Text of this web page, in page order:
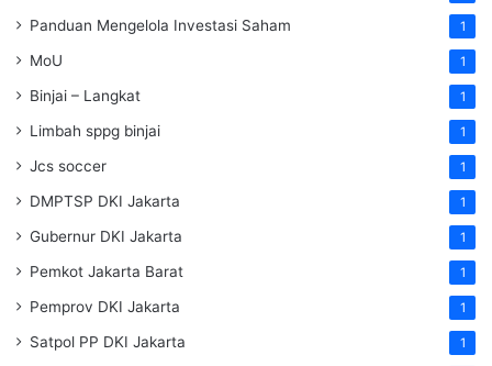
Panduan Mengelola Investasi Saham 1
MoU 1
Binjai – Langkat 1
Limbah sppg binjai 1
Jcs soccer 1
DMPTSP DKI Jakarta 1
Gubernur DKI Jakarta 1
Pemkot Jakarta Barat 1
Pemprov DKI Jakarta 1
Satpol PP DKI Jakarta 1